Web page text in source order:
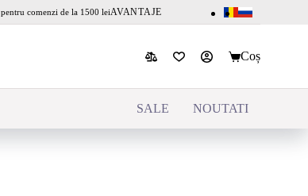
pentru comenzi de la 1500 leiAVANTAJE
Coș
SALE NOUTATI